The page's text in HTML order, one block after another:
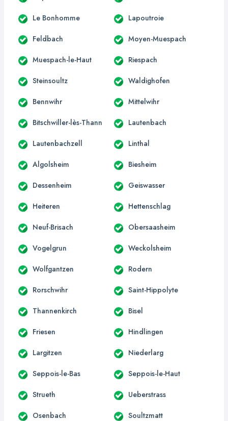
Le Bonhomme Lapoutroie
Feldbach Moyen-Muespach
Muespach-le-Haut Riespach
Steinsoultz Waldighofen
Bennwihr Mittelwihr
Bitschwiller-lès-Thann Lautenbach
Lautenbachzell Linthal
Algolsheim Biesheim
Dessenheim Geiswasser
Heiteren Hettenschlag
Neuf-Brisach Obersaasheim
Vogelgrun Weckolsheim
Wolfgantzen Rodern
Rorschwihr Saint-Hippolyte
Thannenkirch Bisel
Friesen Hindlingen
Largitzen Niederlarg
Seppois-le-Bas Seppois-le-Haut
Strueth Ueberstrass
Osenbach Soultzmatt